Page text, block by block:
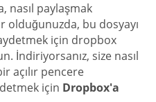
nasıl paylaşmak
olduğunuzda, bu dosyayı
için dropbox
İndiriyorsanız, size nasıl
açılır pencere
için Dropbox'a